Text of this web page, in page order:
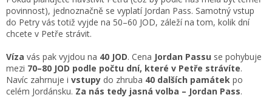
povinnost), jednoznačně se vyplatí Jordan Pass. Samotný vstup
do Petry vás totiž vyjde na 50–60 JOD, záleží na tom, kolik dní
chcete v Petře strávit.
Víza vás pak vyjdou na 40 JOD. Cena Jordan Passu se pohybuje
mezi 70–80 JOD podle počtu dní, které v Petře strávíte.
Navíc zahrnuje i vstupy do zhruba 40 dalších památek po
celém Jordánsku. Za nás tedy jasná volba – Jordan Pass.